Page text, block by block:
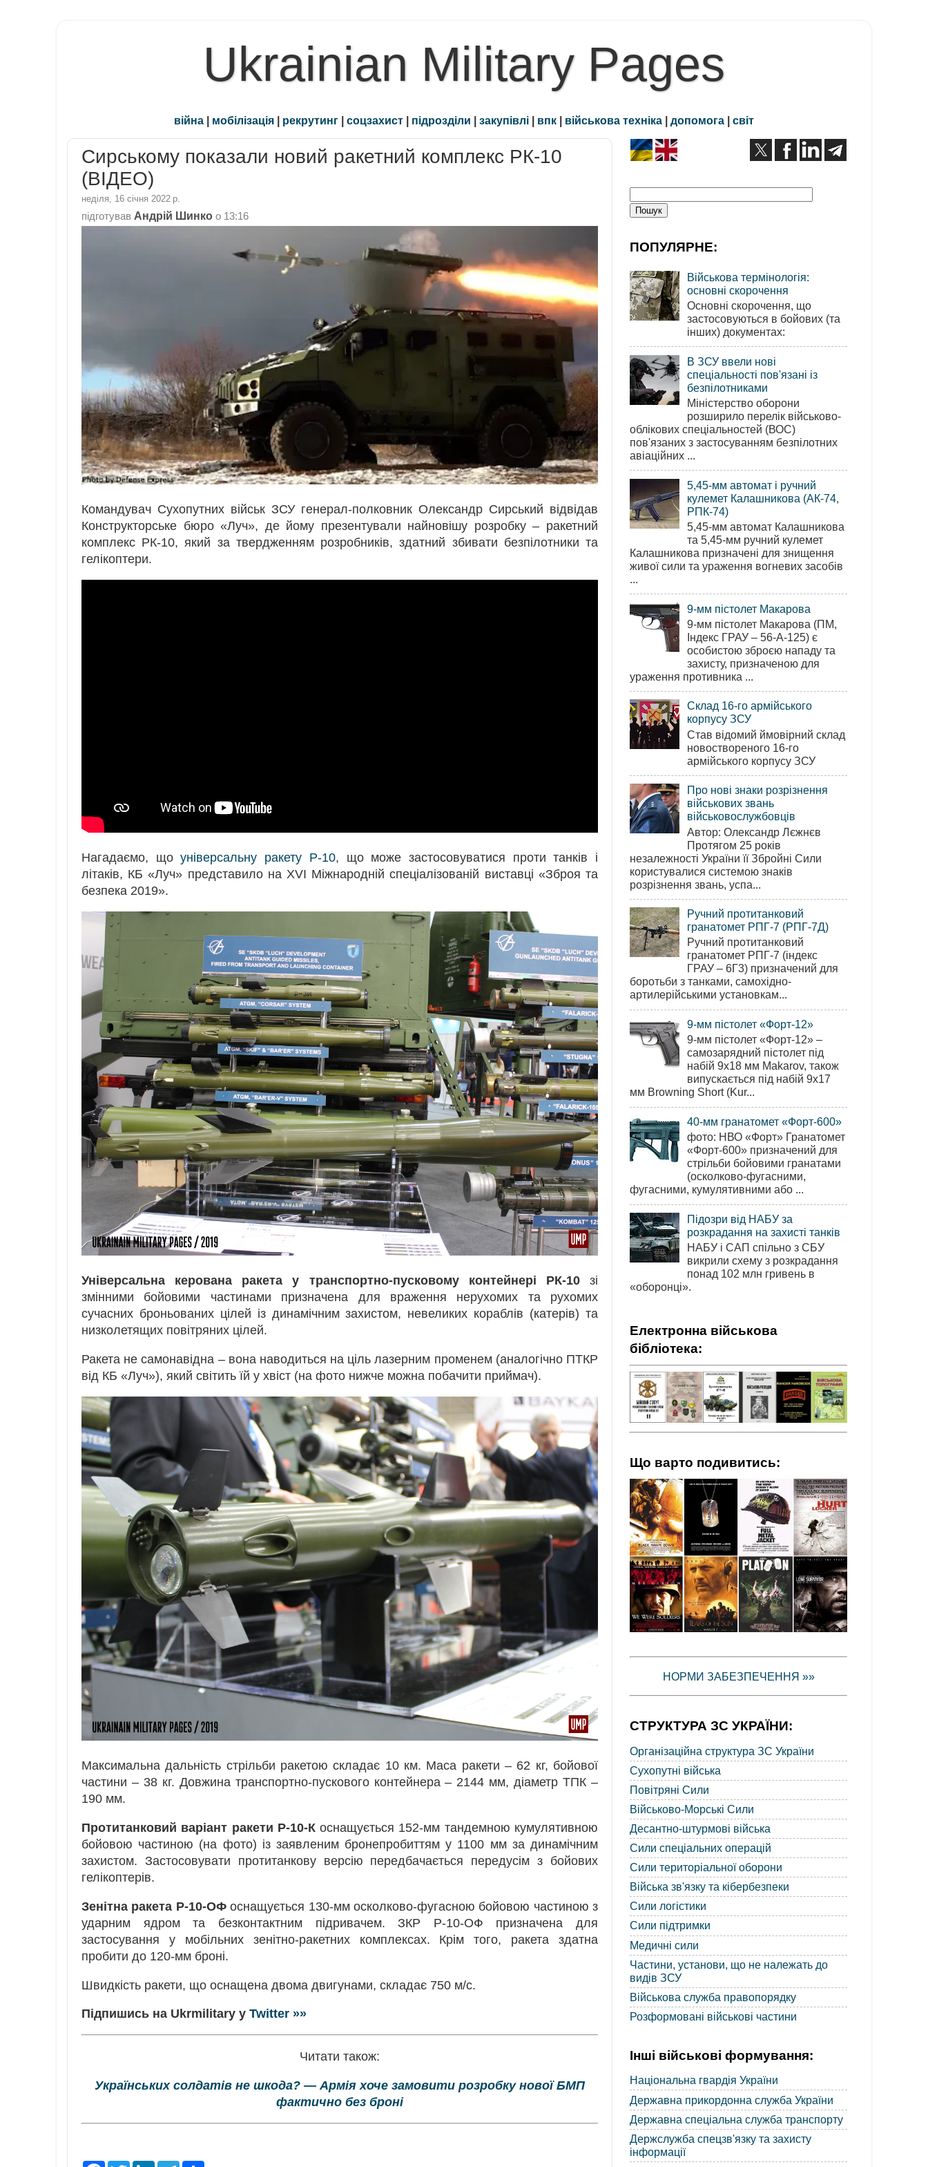
Ukrainian Military Pages
війна | мобілізація | рекрутинг | соцзахист | підрозділи | закупівлі | впк | військова техніка | допомога | світ
Сирському показали новий ракетний комплекс РК-10
(ВІДЕО)
неділя, 16 січня 2022 р.
підготував Андрій Шинко о 13:16
Командувач Сухопутних військ ЗСУ генерал-полковник Олександр Сирський відвідав
Конструкторське бюро «Луч», де йому презентували найновішу розробку – ракетний
комплекс РК-10, який за твердженням розробників, здатний збивати безпілотники та
гелікоптери.
Нагадаємо, щоуніверсальну ракету Р-10, що може застосовуватися проти танків і
літаків, КБ «Луч» представило на XVI Міжнародній спеціалізованій виставці «Зброя та
безпека 2019».
Універсальна керована ракета у транспортно-пусковому контейнері РК-10зі
змінними бойовими частинами призначена для враження нерухомих та рухомих
сучасних броньованих цілей із динамічним захистом, невеликих кораблів (катерів) та
низколетящих повітряних цілей.
Ракета не самонавідна – вона наводиться на ціль лазерним променем (аналогічно ПТКР
від КБ «Луч»), який світить їй у хвіст (на фото нижче можна побачити приймач).
Максимальна дальність стрільби ракетою складає 10 км. Маса ракети – 62 кг, бойової
частини – 38 кг. Довжина транспортно-пускового контейнера – 2144 мм, діаметр ТПК –
190 мм.
Протитанковий варіант ракети Р-10-Коснащується 152-мм тандемною кумулятивною
бойовою частиною (на фото) із заявленим бронепробиттям у 1100 мм за динамічним
захистом. Застосовувати протитанкову версію передбачається передусім з бойових
гелікоптерів.
Зенітна ракета Р-10-ОФоснащується 130-мм осколково-фугасною бойовою частиною з
ударним ядром та безконтактним підривачем. ЗКР Р-10-ОФ призначена для
застосування у мобільних зенітно-ракетних комплексах. Крім того, ракета здатна
пробити до 120-мм броні.
Швидкість ракети, що оснащена двома двигунами, складає 750 м/с.
Підпишись на Ukrmilitary у Twitter »»
Читати також:
Українських солдатів не шкода? — Армія хоче замовити розробку нової БМП
фактично без броні
ПОПУЛЯРНЕ:
Військова термінологія:
основні скорочення
Основні скорочення, що
застосовуються в бойових (та
інших) документах:
В ЗСУ ввели нові
спеціальності пов'язані із
безпілотниками
Міністерство оборони
розширило перелік військово-
облікових спеціальностей (ВОС)
пов'язаних з застосуванням безпілотних
авіаційних ...
5,45-мм автомат і ручний
кулемет Калашникова (АК-74,
РПК-74)
5,45-мм автомат Калашникова
та 5,45-мм ручний кулемет
Калашникова призначені для знищення
живої сили та ураження вогневих засобів
...
9-мм пістолет Макарова
9-мм пістолет Макарова (ПМ,
Індекс ГРАУ – 56-А-125) є
особистою зброєю нападу та
захисту, призначеною для
ураження противника ...
Склад 16-го армійського
корпусу ЗСУ
Став відомий ймовірний склад
новоствореного 16-го
армійського корпусу ЗСУ
Про нові знаки розрізнення
військових звань
військовослужбовців
Автор: Олександр Лєжнєв
Протягом 25 років
незалежності України її Збройні Сили
користувалися системою знаків
розрізнення звань, успа...
Ручний протитанковий
гранатомет РПГ-7 (РПГ-7Д)
Ручний протитанковий
гранатомет РПГ-7 (індекс
ГРАУ – 6Г3) призначений для
боротьби з танками, самохідно-
артилерійськими установкам...
9-мм пістолет «Форт-12»
9-мм пістолет «Форт-12» –
самозарядний пістолет під
набій 9х18 мм Makarov, також
випускається під набій 9х17
мм Browning Short (Kur...
40-мм гранатомет «Форт-600»
фото: НВО «Форт» Гранатомет
«Форт-600» призначений для
стрільби бойовими гранатами
(осколково-фугасними,
фугасними, кумулятивними або ...
Підозри від НАБУ за
розкрадання на захисті танків
НАБУ і САП спільно з СБУ
викрили схему з розкрадання
понад 102 млн гривень в
«оборонці».
Електронна військова
бібліотека:
Що варто подивитись:
НОРМИ ЗАБЕЗПЕЧЕННЯ »»
СТРУКТУРА ЗС УКРАЇНИ:
Організаційна структура ЗС України
Сухопутні війська
Повітряні Сили
Військово-Морські Сили
Десантно-штурмові війська
Сили спеціальних операцій
Сили територіальної оборони
Війська зв'язку та кібербезпеки
Сили логістики
Сили підтримки
Медичні сили
Частини, установи, що не належать до
видів ЗСУ
Військова служба правопорядку
Розформовані військові частини
Інші військові формування:
Національна гвардія України
Державна прикордонна служба України
Державна спеціальна служба транспорту
Держслужба спецзв'язку та захисту
інформації